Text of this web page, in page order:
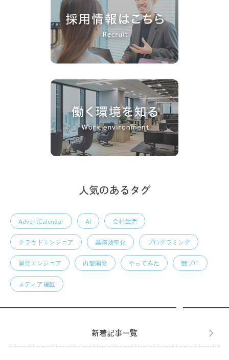
人気のあるタグ
AdventCalendar AI 会社生活
クラウドエンジニア 業務効率化 プログラミング
開発エンジニア 内製開発 やってみた 競プロ
メディア掲載
新着記事一覧